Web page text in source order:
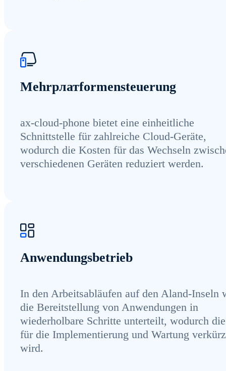
Mehrpлатformensteuerung
ax-cloud-phone bietet eine einheitliche
Schnittstelle für zahlreiche Cloud-Geräte,
wodurch die Kosten für das Wechseln
verschiedenen Geräten reduziert werden.
Anwendungsbetrieb
In den Arbeitsabläufen auf den Aland-Inseln
die Bereitstellung von Anwendungen in
wiederholbare Schritte unterteilt, wodurch
für die Implementierung und Wartung
wird.